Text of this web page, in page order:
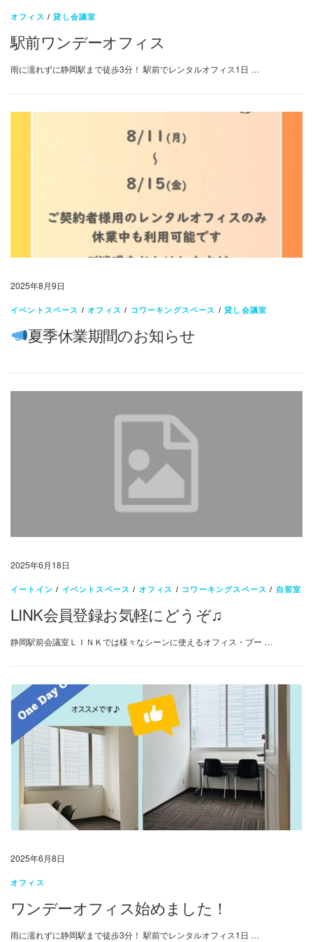
オフィス /貸し会議室
駅前ワンデーオフィス
雨に濡れずに静岡駅まで徒歩3分！ 駅前でレンタルオフィス1日 …
2025年8月9日
イベントスペース /オフィス / コワーキングスペース /貸し会議室
夏季休業期間のお知らせ
2025年6月18日
イートイン / イベントスペース / オフィス / コワーキングスペース / 自習室
LINK会員登録お気軽にどうぞ♫
静岡駅前会議室ＬＩＮＫでは様々なシーンに使えるオフィス・ブー …
2025年6月8日
オフィス
ワンデーオフィス始めました！
雨に濡れずに静岡駅まで徒歩3分！ 駅前でレンタルオフィス1日 …